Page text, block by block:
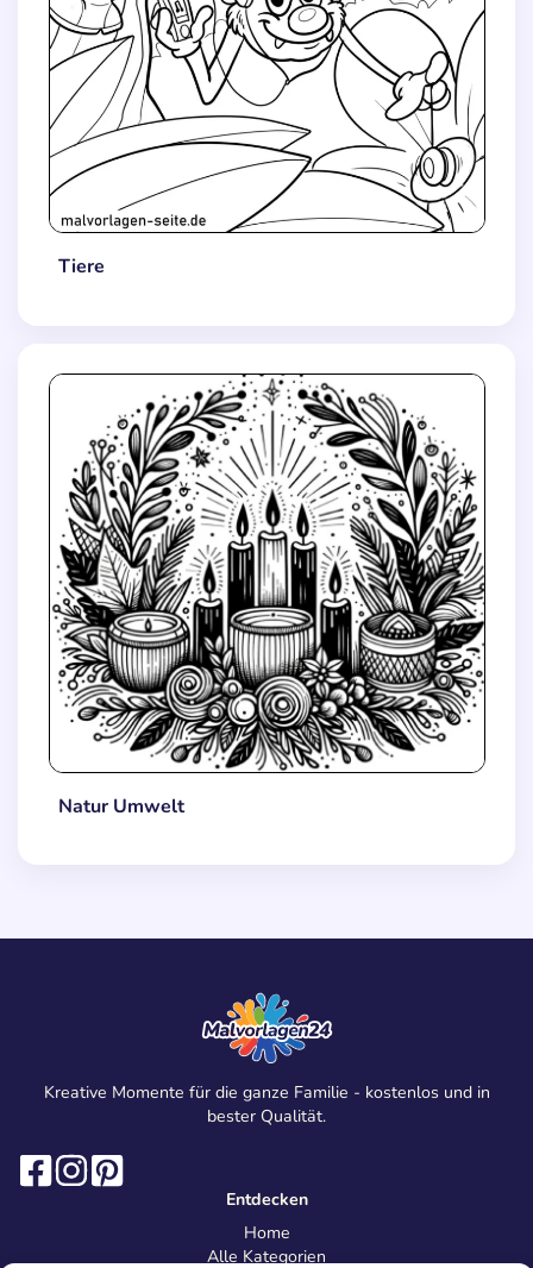
Tiere
Natur Umwelt
Kreative Momente für die ganze Familie - kostenlos und in
bester Qualität.
Entdecken
Home
Alle Kategorien